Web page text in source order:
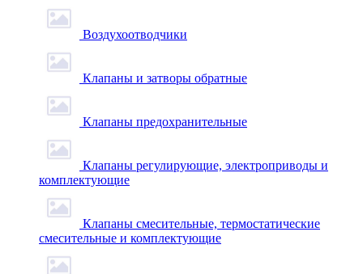
Воздухоотводчики
Клапаны и затворы обратные
Клапаны предохранительные
Клапаны регулирующие, электроприводы и
комплектующие
Клапаны смесительные, термостатические
смесительные и комплектующие